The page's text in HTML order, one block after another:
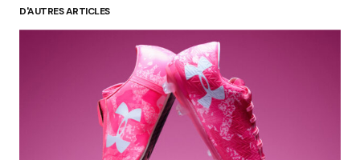
D'AUTRES ARTICLES